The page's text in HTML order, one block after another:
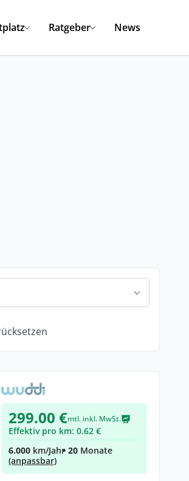
Ratgeber News
299.00 €mtl. inkl. MwSt.
Effektiv pro km: 0.62 €
6.000 km/Jahr• 20 Monate
(anpassbar)